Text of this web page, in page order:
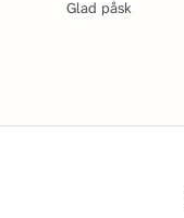
Glad påsk